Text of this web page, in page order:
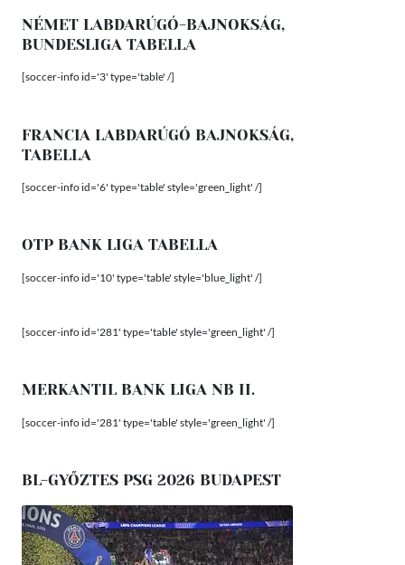
NÉMET LABDARÚGÓ-BAJNOKSÁG,
BUNDESLIGA TABELLA
[soccer-info id='3' type='table' /]
FRANCIA LABDARÚGÓ BAJNOKSÁG,
TABELLA
[soccer-info id='6' type='table' style='green_light' /]
OTP BANK LIGA TABELLA
[soccer-info id='10' type='table' style='blue_light' /]
[soccer-info id='281' type='table' style='green_light' /]
MERKANTIL BANK LIGA NB II.
[soccer-info id='281' type='table' style='green_light' /]
BL-GYŐZTES PSG 2026 BUDAPEST